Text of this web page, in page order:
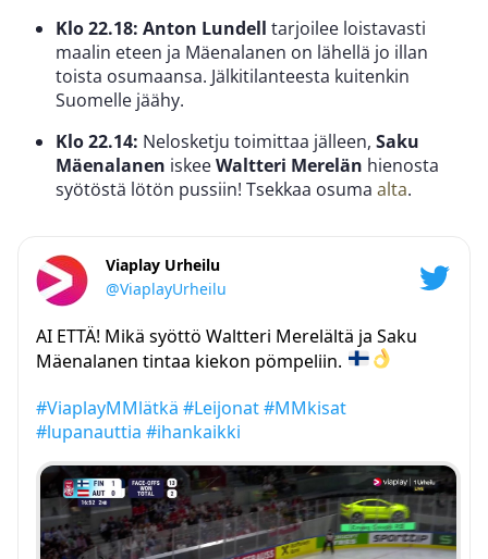
Klo 22.18: Anton Lundell tarjoilee loistavasti
maalin eteen ja Mäenalanen on lähellä jo illan
toista osumaansa. Jälkitilanteesta kuitenkin
Suomelle jäähy.
Klo 22.14: Nelosketju toimittaa jälleen, Saku
Mäenalanen iskeeWaltteri Merelän hienosta
syötöstä lötön pussiin! Tsekkaa osuma alta.
Viaplay Urheilu
@ViaplayUrheilu
AI ETTÄ! Mikä syöttö Waltteri Merelältä ja Saku
Mäenalanen tintaa kiekon pömpeliin.
#ViaplayMMlätkä #Leijonat#MMkisat
#lupanauttia #ihankaikki